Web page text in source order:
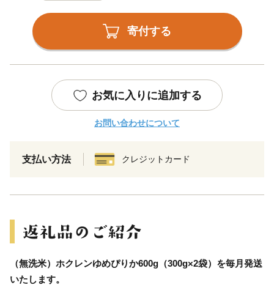
寄付する
お気に入りに追加する
お問い合わせについて
支払い方法 クレジットカード
（無洗米）ホクレンゆめぴりか600g（300g×2袋）を毎月発送
いたします。